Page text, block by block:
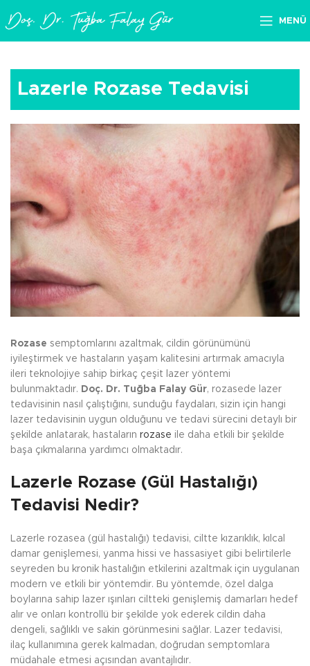
MENÜ
Lazerle Rozase Tedavisi
Rozase semptomlarını azaltmak, cildin görünümünü
iyileştirmek ve hastaların yaşam kalitesini artırmak amacıyla
ileri teknolojiye sahip birkaç çeşit lazer yöntemi
bulunmaktadır. Doç. Dr. Tuğba Falay Gür, rozasede lazer
tedavisinin nasıl çalıştığını, sunduğu faydaları, sizin için hangi
lazer tedavisinin uygun olduğunu ve tedavi sürecini detaylı bir
şekilde anlatarak, hastaların rozase ile daha etkili bir şekilde
başa çıkmalarına yardımcı olmaktadır.
Lazerle Rozase (Gül Hastalığı)
Tedavisi Nedir?
Lazerle rozasea (gül hastalığı) tedavisi, ciltte kızarıklık, kılcal
damar genişlemesi, yanma hissi ve hassasiyet gibi belirtilerle
seyreden bu kronik hastalığın etkilerini azaltmak için uygulanan
modern ve etkili bir yöntemdir. Bu yöntemde, özel dalga
boylarına sahip lazer ışınları ciltteki genişlemiş damarları hedef
alır ve onları kontrollü bir şekilde yok ederek cildin daha
dengeli, sağlıklı ve sakin görünmesini sağlar. Lazer tedavisi,
ilaç kullanımına gerek kalmadan, doğrudan semptomlara
müdahale etmesi açısından avantajlıdır.